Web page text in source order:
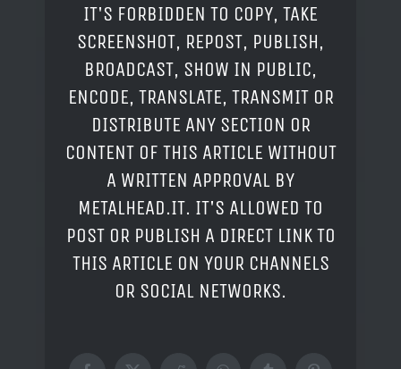
IT'S FORBIDDEN TO COPY, TAKE
SCREENSHOT, REPOST, PUBLISH,
BROADCAST, SHOW IN PUBLIC,
ENCODE, TRANSLATE, TRANSMIT OR
DISTRIBUTE ANY SECTION OR
CONTENT OF THIS ARTICLE WITHOUT
A WRITTEN APPROVAL BY
METALHEAD.IT. IT'S ALLOWED TO
POST OR PUBLISH A DIRECT LINK TO
THIS ARTICLE ON YOUR CHANNELS
OR SOCIAL NETWORKS.